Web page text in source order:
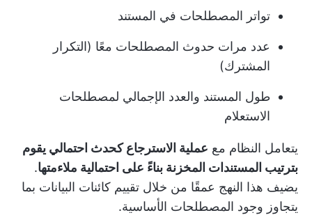
تواتر المصطلحات في المستند
عدد مرات حدوث المصطلحات معًا (التكرار
المشترك)
طول المستند والعدد الإجمالي لمصطلحات
الاستعلام
يتعامل النظام مع عملية الاسترجاع كحدث احتمالي يقوم
بترتيب المستندات المخزنة بناءً على احتمالية ملاءمتها.
يضيف هذا النهج عمقًا من خلال تقييم كائنات البيانات بما
يتجاوز وجود المصطلحات الأساسية.